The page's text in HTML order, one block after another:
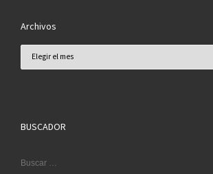
Archivos
BUSCADOR
BUSCAR